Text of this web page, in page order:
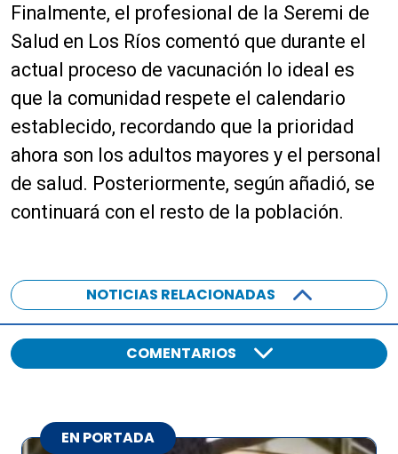
Finalmente, el profesional de la Seremi de
Salud en Los Ríos comentó que durante el
actual proceso de vacunación lo ideal es
que la comunidad respete el calendario
establecido, recordando que la prioridad
ahora son los adultos mayores y el personal
de salud. Posteriormente, según añadió, se
continuará con el resto de la población.
NOTICIAS RELACIONADAS
COMENTARIOS
EN PORTADA